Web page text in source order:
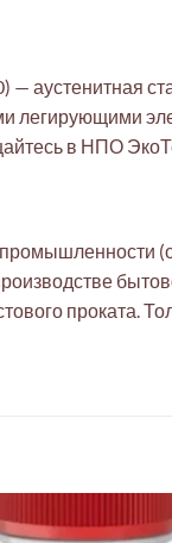
аустенитная
легирующими
в НПО
проката.